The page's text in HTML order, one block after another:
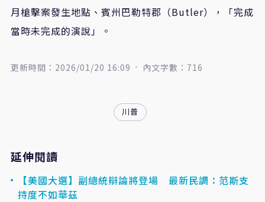
月槍擊案發生地點、賓州巴勒特郡（Butler），「完成
當時未完成的演說」。
更新時間：2026/01/20 16:09 內文字數：716
川普
延伸閱讀
【美國大選】副總統辯論將登場 最新民調：范斯支
持度不如華茲